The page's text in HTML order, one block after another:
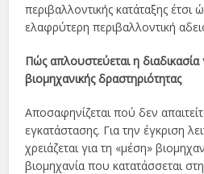
περιβαλλοντικής κατάταξης έτσι
ελαφρύτερη περιβαλλοντική
Πώς απλουστεύεται η διαδικασία
βιομηχανικής δραστηριότητας
Αποσαφηνίζεται πού δεν
εγκατάστασης. Για την έγκριση
χρειάζεται για τη «μέση»
βιομηχανία που κατατάσσεται